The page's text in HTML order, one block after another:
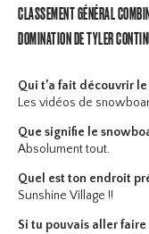
CLASSEMENT GÉNÉRAL
DOMINATION DE TYLER
Qui t’a fait découvrir
Les vidéos de
Que signifie le
Absolument tout.
Quel est ton endroit
Sunshine Village !!
Si tu pouvais aller